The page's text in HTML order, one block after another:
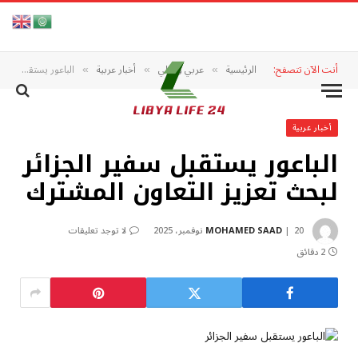
أنت الآن تتصفح: الرئيسية » عربي ودولي » أخبار عربية » الباعور يستقبل سفير الجزائر لبحث تعزيز التعاون المشترك
أخبار عربية
الباعور يستقبل سفير الجزائر
لبحث تعزيز التعاون المشترك
MOHAMED SAAD 20 نوفمبر، 2025
لا توجد تعليقات
2 دقائق